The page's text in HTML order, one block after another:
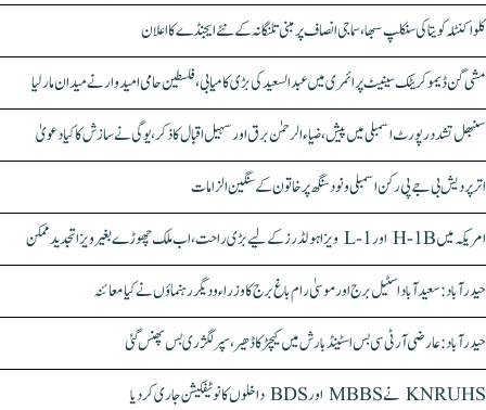
کلواکنٹلہ کویتا کی سنکلپ سبھا، سماجی انصاف پر مبنی تلنگانہ کے نئے ایجنڈے کا اعلان
مشی گن ڈیموکریٹک سینیٹ پرائمری میں عبدالسعید کی بڑی کامیابی، فلسطین حامی امیدوار نے میدان مار لیا
سنبھل تشدد رپورٹ اسمبلی میں پیش، ضیاء الرحمٰن برق اور سہیل اقبال کا ذکر، یوگی نے سازش کا کیا دعویٰ
اتر پردیش بی جے پی رکن اسمبلی ونود سنگھ پر خاتون کے سنگین الزامات
امریکہ میں H-1B اور L-1 ویزا ہولڈرز کے لیے بڑی راحت، اب ملک چھوڑے بغیر ویزا تجدید ممکن
حیدرآباد: سعیدآباد اسٹیل برج اور موسیٰ رام باغ برج کا وزراء و دیگر رہنماؤں نے کیا معائنہ
حیدرآباد: عارضی آر ٹی سی بس اسٹینڈ بارش میں کیچڑ کا ڈھیر، سپر لگژری بس پھنس گئی
KNRUHS نے MBBS اور BDS داخلوں کا نوٹیفکیشن جاری کر دیا